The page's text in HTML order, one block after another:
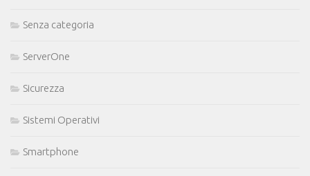
Senza categoria
ServerOne
Sicurezza
Sistemi Operativi
Smartphone